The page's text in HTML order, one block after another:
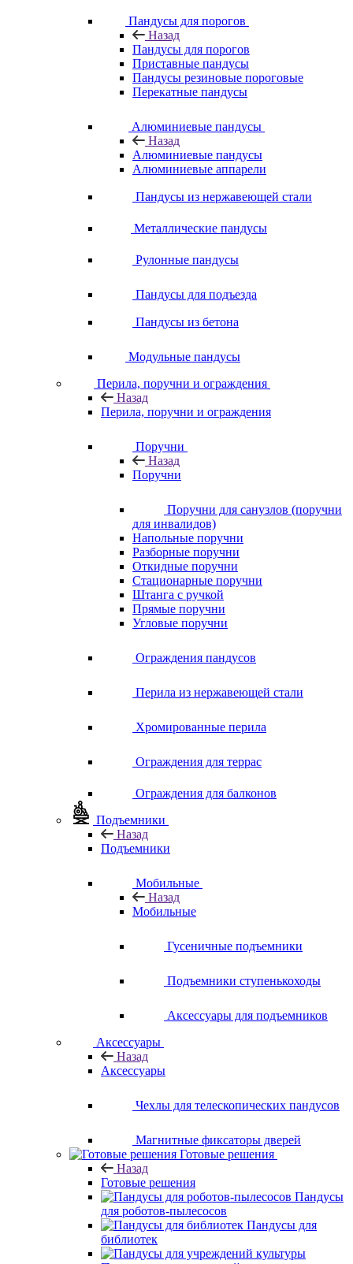
Пандусы для порогов
Назад
Пандусы для порогов
Приставные пандусы
Пандусы резиновые пороговые
Перекатные пандусы
Алюминиевые пандусы
Назад
Алюминиевые пандусы
Алюминиевые аппарели
Пандусы из нержавеющей стали
Металлические пандусы
Рулонные пандусы
Пандусы для подъезда
Пандусы из бетона
Модульные пандусы
Перила, поручни и ограждения
Назад
Перила, поручни и ограждения
Поручни
Назад
Поручни
Поручни для санузлов (поручни
для инвалидов)
Напольные поручни
Разборные поручни
Откидные поручни
Стационарные поручни
Штанга с ручкой
Прямые поручни
Угловые поручни
Ограждения пандусов
Перила из нержавеющей стали
Хромированные перила
Ограждения для террас
Ограждения для балконов
Подъемники
Назад
Подъемники
Мобильные
Назад
Мобильные
Гусеничные подъемники
Подъемники ступенькоходы
Аксессуары для подъемников
Аксессуары
Назад
Аксессуары
Чехлы для телескопических пандусов
Магнитные фиксаторы дверей
Готовые решения
Назад
Готовые решения
Пандусы
для роботов-пылесосов
Пандусы для
библиотек